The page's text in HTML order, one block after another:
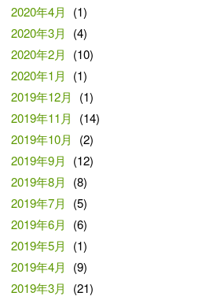
2020年4月
(1)
2020年3月
(4)
2020年2月
(10)
2020年1月
(1)
2019年12月
(1)
2019年11月
(14)
2019年10月
(2)
2019年9月
(12)
2019年8月
(8)
2019年7月
(5)
2019年6月
(6)
2019年5月
(1)
2019年4月
(9)
2019年3月
(21)